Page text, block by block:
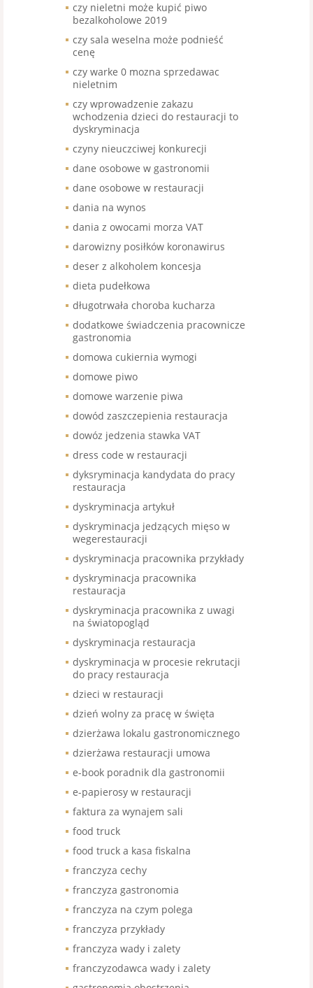
czy nieletni może kupić piwo
bezalkoholowe 2019
czy sala weselna może podnieść
cenę
czy warke 0 mozna sprzedawac
nieletnim
czy wprowadzenie zakazu
wchodzenia dzieci do restauracji to
dyskryminacja
czyny nieuczciwej konkurecji
dane osobowe w gastronomii
dane osobowe w restauracji
dania na wynos
dania z owocami morza VAT
darowizny posiłków koronawirus
deser z alkoholem koncesja
dieta pudełkowa
długotrwała choroba kucharza
dodatkowe świadczenia pracownicze
gastronomia
domowa cukiernia wymogi
domowe piwo
domowe warzenie piwa
dowód zaszczepienia restauracja
dowóz jedzenia stawka VAT
dress code w restauracji
dyksryminacja kandydata do pracy
restauracja
dyskryminacja artykuł
dyskryminacja jedzących mięso w
wegerestauracji
dyskryminacja pracownika przykłady
dyskryminacja pracownika
restauracja
dyskryminacja pracownika z uwagi
na światopogląd
dyskryminacja restauracja
dyskryminacja w procesie rekrutacji
do pracy restauracja
dzieci w restauracji
dzień wolny za pracę w święta
dzierżawa lokalu gastronomicznego
dzierżawa restauracji umowa
e-book poradnik dla gastronomii
e-papierosy w restauracji
faktura za wynajem sali
food truck
food truck a kasa fiskalna
franczyza cechy
franczyza gastronomia
franczyza na czym polega
franczyza przykłady
franczyza wady i zalety
franczyzodawca wady i zalety